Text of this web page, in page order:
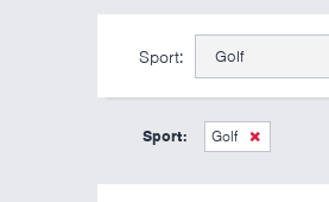
Sport: Golf
Sport: Golf